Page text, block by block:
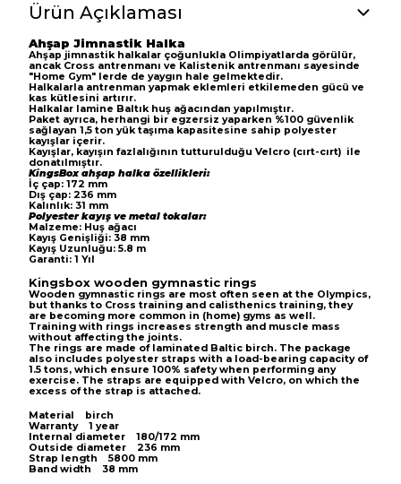
Ürün Açıklaması
Ahşap Jimnastik Halka
Ahşap jimnastik halkalar çoğunlukla Olimpiyatlarda görülür,
ancak Cross antrenmanı ve Kalistenik antrenmanı sayesinde
"Home Gym" lerde de yaygın hale gelmektedir.
Halkalarla antrenman yapmak eklemleri etkilemeden gücü ve
kas kütlesini artırır.
Halkalar lamine Baltık huş ağacından yapılmıştır.
Paket ayrıca, herhangi bir egzersiz yaparken %100 güvenlik
sağlayan 1,5 ton yük taşıma kapasitesine sahip polyester
kayışlar içerir.
Kayışlar, kayışın fazlalığının tutturulduğu Velcro (cırt-cırt) ile
donatılmıştır.
KingsBox ahşap halka özellikleri:
İç çap: 172 mm
Dış çap: 236 mm
Kalınlık: 31 mm
Polyester kayış ve metal tokalar:
Malzeme: Huş ağacı
Kayış Genişliği: 38 mm
Kayış Uzunluğu: 5.8 m
Garanti: 1 Yıl
Kingsbox wooden gymnastic rings
Wooden gymnastic rings are most often seen at the Olympics,
but thanks to Cross training and calisthenics training, they
are becoming more common in (home) gyms as well.
Training with rings increases strength and muscle mass
without affecting the joints.
The rings are made of laminated Baltic birch. The package
also includes polyester straps with a load-bearing capacity of
1.5 tons, which ensure 100% safety when performing any
exercise. The straps are equipped with Velcro, on which the
excess of the strap is attached.
Material birch
Warranty 1 year
Internal diameter 180/172 mm
Outside diameter 236 mm
Strap length 5800 mm
Band width 38 mm